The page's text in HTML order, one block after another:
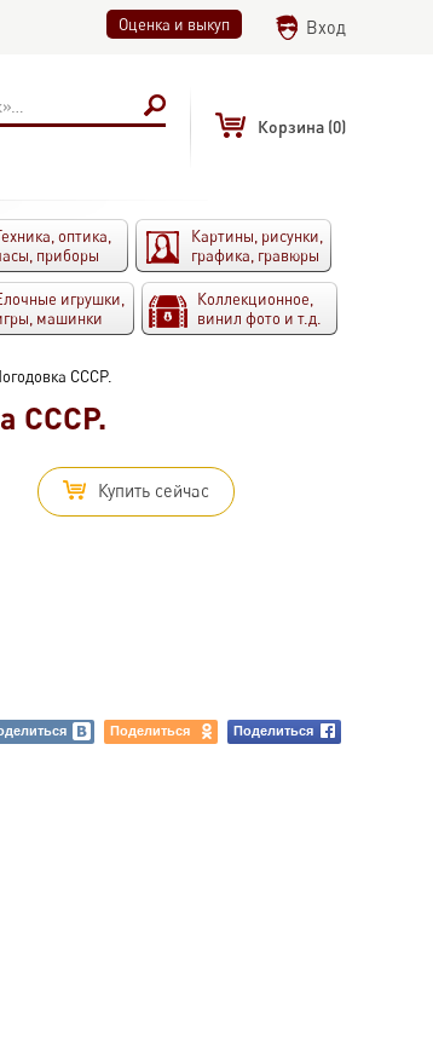
Оценка и выкуп Вход
Корзина (0)
оптика,
приборы
Картины, рисунки,
графика, гравюры
игрушки,
машинки
Коллекционное,
винил фото и т.д.
СССР.
СССР.
Купить сейчас
Поделиться Поделиться